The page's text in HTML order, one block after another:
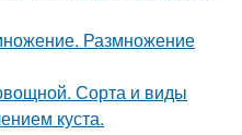
Размножение
Сорта и виды
куста.